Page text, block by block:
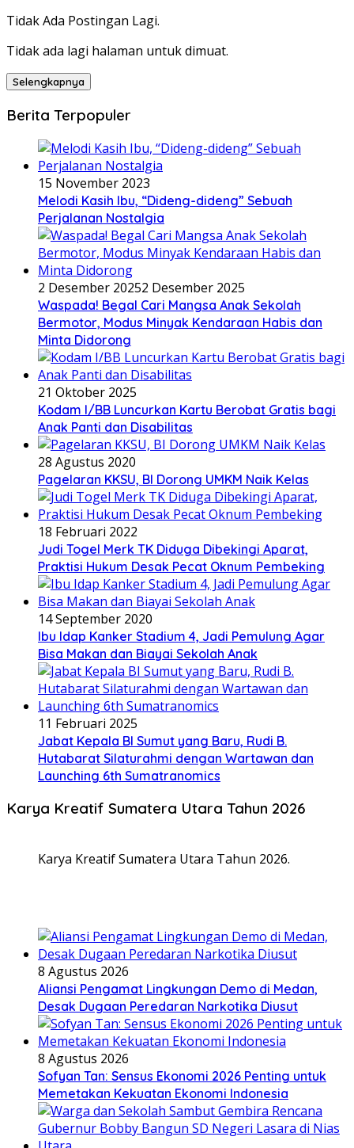
Tidak Ada Postingan Lagi.
Tidak ada lagi halaman untuk dimuat.
Selengkapnya
Berita Terpopuler
15 November 2023
Melodi Kasih Ibu, “Dideng-dideng” Sebuah
Perjalanan Nostalgia
2 Desember 20252 Desember 2025
Waspada! Begal Cari Mangsa Anak Sekolah
Bermotor, Modus Minyak Kendaraan Habis dan
Minta Didorong
21 Oktober 2025
Kodam I/BB Luncurkan Kartu Berobat Gratis bagi
Anak Panti dan Disabilitas
28 Agustus 2020
Pagelaran KKSU, BI Dorong UMKM Naik Kelas
18 Februari 2022
Judi Togel Merk TK Diduga Dibekingi Aparat,
Praktisi Hukum Desak Pecat Oknum Pembeking
14 September 2020
Ibu Idap Kanker Stadium 4, Jadi Pemulung Agar
Bisa Makan dan Biayai Sekolah Anak
11 Februari 2025
Jabat Kepala BI Sumut yang Baru, Rudi B.
Hutabarat Silaturahmi dengan Wartawan dan
Launching 6th Sumatranomics
Karya Kreatif Sumatera Utara Tahun 2026
Karya Kreatif Sumatera Utara Tahun 2026.
8 Agustus 2026
Aliansi Pengamat Lingkungan Demo di Medan,
Desak Dugaan Peredaran Narkotika Diusut
8 Agustus 2026
Sofyan Tan: Sensus Ekonomi 2026 Penting untuk
Memetakan Kekuatan Ekonomi Indonesia